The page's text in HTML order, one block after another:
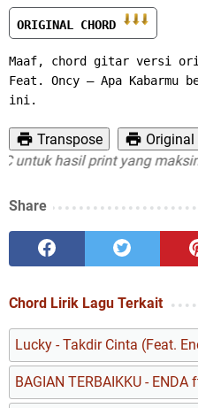
ORIGINAL CHORD
Maaf, chord gitar versi
Feat. Oncy – Apa Kabarmu
ini.
Transpose
Original
hasil print yang
Share
Chord Lirik Lagu Terkait
Lucky - Takdir Cinta (Feat.
BAGIAN TERBAIKKU - ENDA